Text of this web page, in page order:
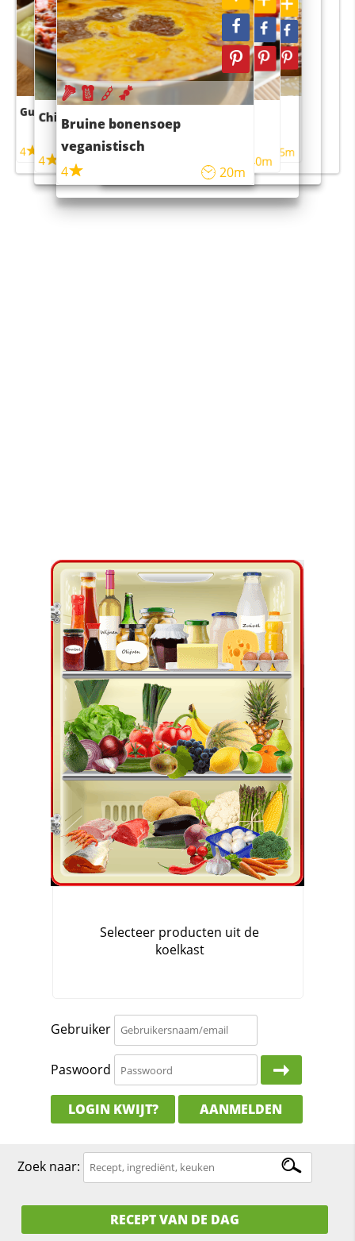
Gebruiker
Paswoord
LOGIN KWIJT? AANMELDEN
Guacamole
4
Chili con carne
4 45m
Bruine bonensoep
veganistisch
4
20m
Sushi rijstsalade
maaltijdsalade
40m
4 55m
Zoek naar:
RECEPT VAN DE DAG